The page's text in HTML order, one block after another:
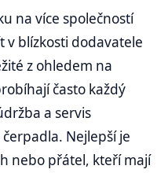
na více společností
v blízkosti dodavatele
z ohledem na
často každý
a servis
Nejlepší je
nebo přátel, kteří mají